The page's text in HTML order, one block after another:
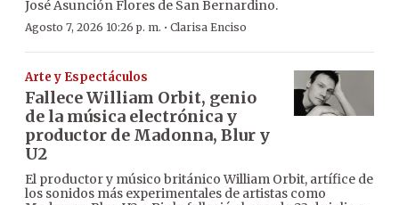
José Asunción Flores de San Bernardino.
Agosto 7, 2026 10:26 p. m. · Clarisa Enciso
Arte y Espectáculos
Fallece William Orbit, genio
de la música electrónica y
productor de Madonna, Blur y
U2
El productor y músico británico William Orbit, artífice de
los sonidos más experimentales de artistas como